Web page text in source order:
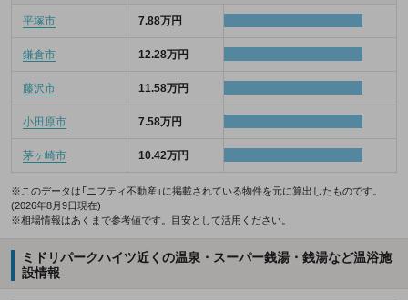
平塚市 7.88万円
鎌倉市 12.28万円
藤沢市 11.58万円
小田原市 7.58万円
茅ヶ崎市 10.42万円
※このデータは「ニフティ不動産」に掲載されている物件を元に算出したものです。
(2026年8月9日現在)
※相場情報はあくまで参考値です。目安として活用ください。
ミドリパークハイツ近くの温泉・スーパー銭湯・銭湯など温浴施
設情報